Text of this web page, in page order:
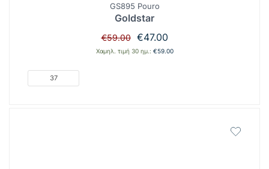
GS895 Pouro
Goldstar
€59.00
Original
price
€47.00Η
τρέχουσα
Χαμηλ. τιμή 30 ημ.: €59.00
37